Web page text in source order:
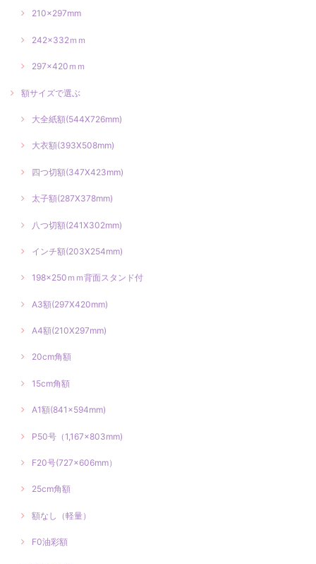
210×297mm
242×332ｍｍ
297×420ｍｍ
額サイズで選ぶ
大全紙額(544X726mm)
大衣額(393X508mm)
四つ切額(347X423mm)
太子額(287X378mm)
八つ切額(241X302mm)
インチ額(203X254mm)
198×250ｍｍ背面スタンド付
A3額(297X420mm)
A4額(210X297mm)
20cm角額
15cm角額
A1額(841×594mm)
P50号（1,167×803mm)
F20号(727×606mm）
25cm角額
額なし（軽量）
F0油彩額